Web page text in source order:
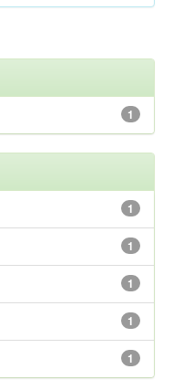
1
1
1
1
1
1